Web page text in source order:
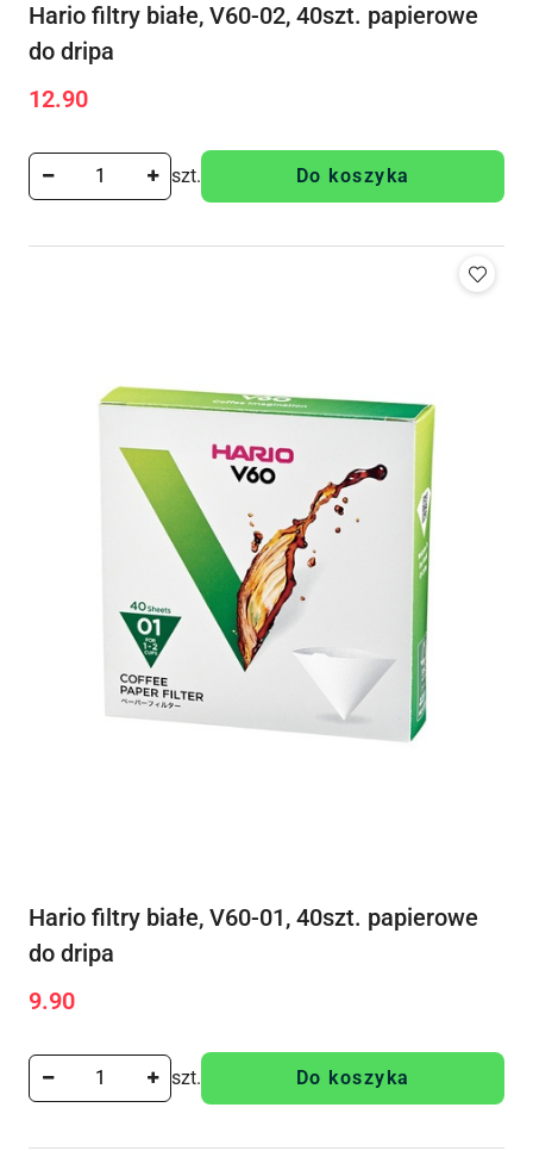
Hario filtry białe, V60-02, 40szt. papierowe
do dripa
Cena:
12.90
szt. Do koszyka
Hario filtry białe, V60-01, 40szt. papierowe
do dripa
Cena:
9.90
szt. Do koszyka